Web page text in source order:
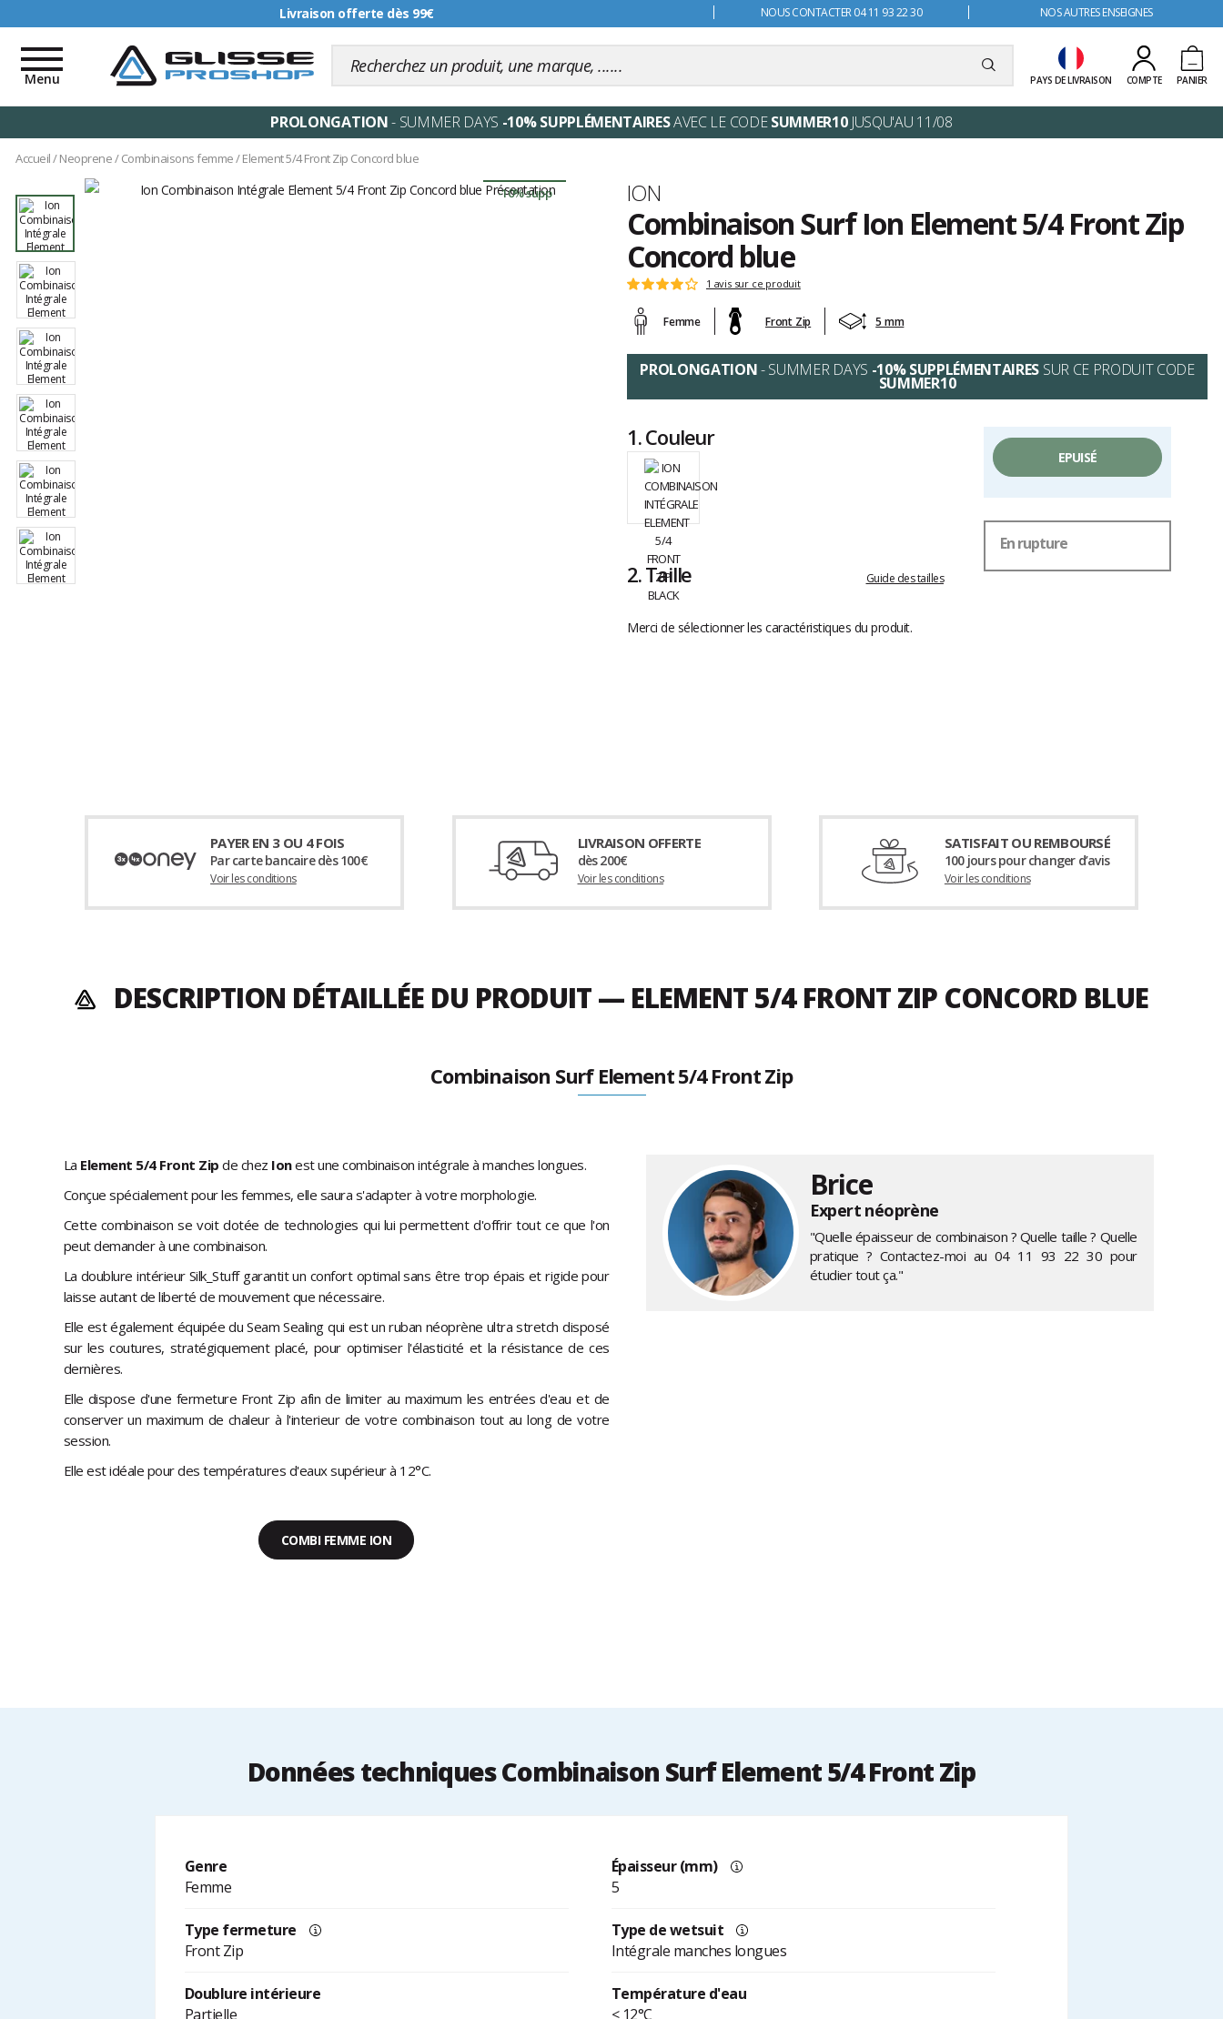
Livraison offerte dès 99€ NOUS CONTACTER 04 11 93 22 30 NOS AUTRES ENSEIGNES
PAYS DE LIVRAISON COMPTE PANIER
Toggle
navigation
Menu
PROLONGATION- SUMMER DAYS -10% SUPPLÉMENTAIRESAVEC LE CODESUMMER10JUSQU'AU 11/08
Accueil/Neoprene/Combinaisons femme/Element 5/4 Front Zip Concord blue
-10% supp Marque
ION
Combinaison Surf Ion Element 5/4 Front Zip
Concord blue
Les
clients
Note
sur
5
1 avis sur ce produit
Femme Front Zip 5 mm
PROLONGATION- SUMMER DAYS -10% SUPPLÉMENTAIRES SUR CE PRODUIT CODE
SUMMER10
1.Couleur
2.Taille Guide des tailles
Merci de sélectionner les caractéristiques du produit.
EPUISÉ
En rupture
PAYER EN 3 OU 4 FOIS
Par carte bancaire dès 100€
Voir les conditions
LIVRAISON OFFERTE
dès 200€
Voir les conditions
SATISFAIT OU REMBOURSÉ
100 jours pour changer d’avis
Voir les conditions
DESCRIPTION DÉTAILLÉE DU PRODUIT — ELEMENT 5/4 FRONT ZIP CONCORD BLUE
Combinaison Surf Element 5/4 Front Zip
La Element 5/4 Front Zip de chez Ionest une combinaison intégrale à manches longues.
Conçue spécialement pour les femmes, elle saura s'adapter à votre morphologie.
Cette combinaison se voit dotée de technologies qui lui permettent d'offrir tout ce que l'on
peut demander à une combinaison.
La doublure intérieur Silk_Stuff garantit un confort optimal sans être trop épais et rigide pour
laisse autant de liberté de mouvement que nécessaire.
Elle est également équipée du Seam Sealing qui est un ruban néoprène ultra stretch disposé
sur les coutures, stratégiquement placé, pour optimiser l'élasticité et la résistance de ces
dernières.
Elle dispose d'une fermeture Front Zip afin de limiter au maximum les entrées d'eau et de
conserver un maximum de chaleur à l'interieur de votre combinaison tout au long de votre
session.
Elle est idéale pour des températures d'eaux supérieur à 12°C.
COMBI FEMME ION
Brice
Expert néoprène
"Quelle épaisseur de combinaison ? Quelle taille ? Quelle
pratique ? Contactez-moi au 04 11 93 22 30 pour
étudier tout ça."
Données techniques Combinaison Surf Element 5/4 Front Zip
Genre
Femme
Épaisseur (mm)
5
Type fermeture
Front Zip
Type de wetsuit
Intégrale manches longues
Doublure intérieure
Partielle
Température d'eau
< 12°C